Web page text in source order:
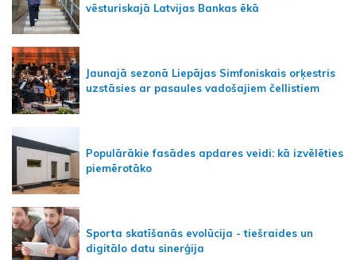
vēsturiskajā Latvijas Bankas ēkā
Jaunajā sezonā Liepājas Simfoniskais orķestris
uzstāsies ar pasaules vadošajiem čellistiem
Populārākie fasādes apdares veidi: kā izvēlēties
piemērotāko
Sporta skatīšanās evolūcija - tiešraides un
digitālo datu sinerģija